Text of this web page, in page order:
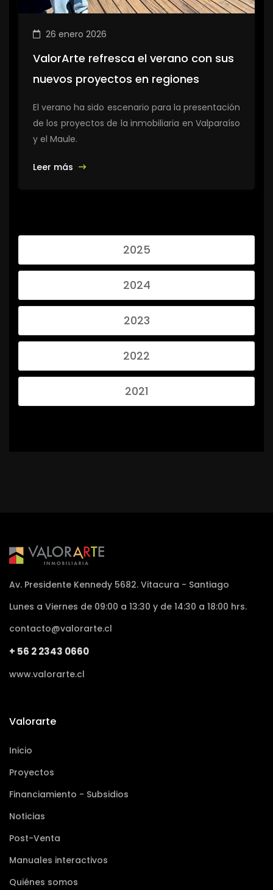
26 enero 2026
ValorArte refresca el verano con sus
nuevos proyectos en regiones
El verano ha sido escenario para la presentación
de los proyectos de la inmobiliaria en Valparaíso
y el Maule.
Leer más
2025
2024
2023
2022
2021
Av. Presidente Kennedy 5682. Vitacura - Santiago
Lunes a Viernes de 09:00 a 13:30 y de 14:30 a 18:00 hrs.
contacto@valorarte.cl
+ 56 2 2343 0660
www.valorarte.cl
Valorarte
Inicio
Proyectos
Financiamiento - Subsidios
Noticias
Post-Venta
Manuales interactivos
Quiénes somos